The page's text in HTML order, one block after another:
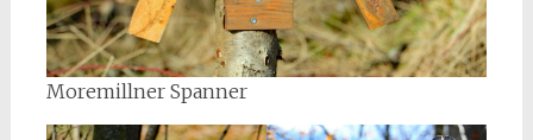
Moremillner Spanner